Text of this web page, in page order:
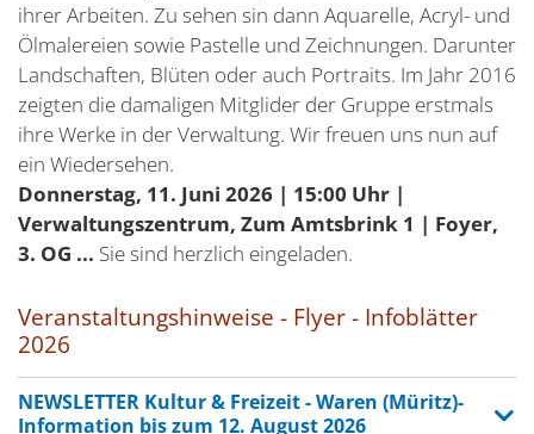
ihrer Arbeiten. Zu sehen sin dann Aquarelle, Acryl- und
Ölmalereien sowie Pastelle und Zeichnungen. Darunter
Landschaften, Blüten oder auch Portraits. Im Jahr 2016
zeigten die damaligen Mitglider der Gruppe erstmals
ihre Werke in der Verwaltung. Wir freuen uns nun auf
ein Wiedersehen.
Donnerstag, 11. Juni 2026 | 15:00 Uhr |
Verwaltungszentrum, Zum Amtsbrink 1 | Foyer,
3. OG ... Sie sind herzlich eingeladen.
Veranstaltungshinweise - Flyer - Infoblätter
2026
NEWSLETTER Kultur & Freizeit - Waren (Müritz)-
Information bis zum 12. August 2026